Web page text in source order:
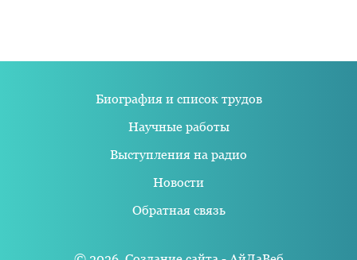
Биография и список трудов
Научные работы
Выступления на радио
Новости
Обратная связь